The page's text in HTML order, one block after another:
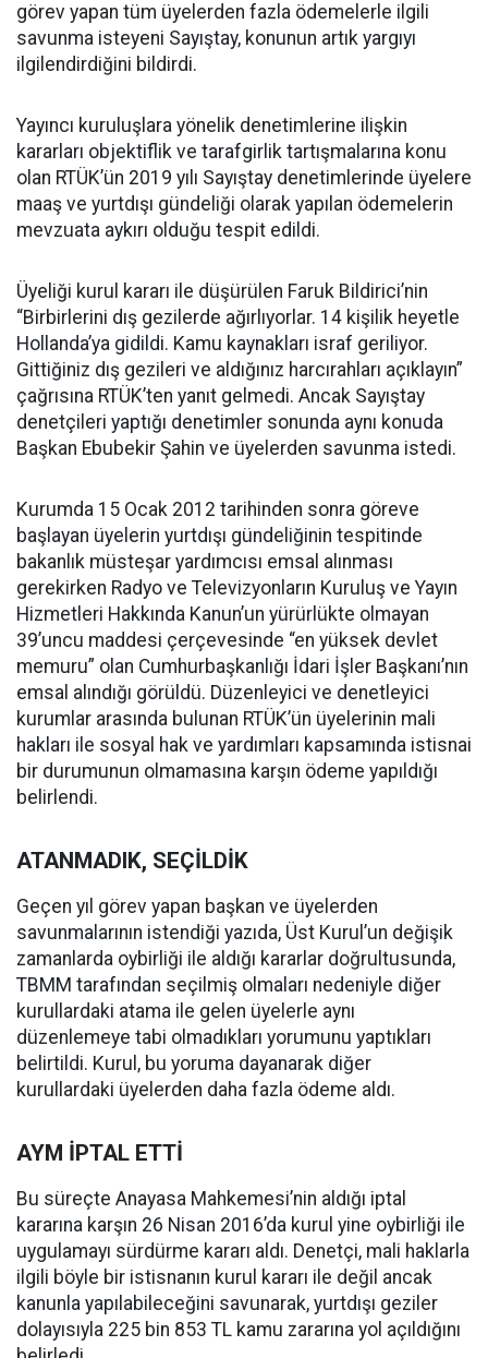
görev yapan tüm üyelerden fazla ödemelerle ilgili
savunma isteyeni Sayıştay, konunun artık yargıyı
ilgilendirdiğini bildirdi.
Yayıncı kuruluşlara yönelik denetimlerine ilişkin
kararları objektiflik ve tarafgirlik tartışmalarına konu
olan RTÜK’ün 2019 yılı Sayıştay denetimlerinde üyelere
maaş ve yurtdışı gündeliği olarak yapılan ödemelerin
mevzuata aykırı olduğu tespit edildi.
Üyeliği kurul kararı ile düşürülen Faruk Bildirici’nin
“Birbirlerini dış gezilerde ağırlıyorlar. 14 kişilik heyetle
Hollanda’ya gidildi. Kamu kaynakları israf geriliyor.
Gittiğiniz dış gezileri ve aldığınız harcırahları açıklayın”
çağrısına RTÜK’ten yanıt gelmedi. Ancak Sayıştay
denetçileri yaptığı denetimler sonunda aynı konuda
Başkan Ebubekir Şahin ve üyelerden savunma istedi.
Kurumda 15 Ocak 2012 tarihinden sonra göreve
başlayan üyelerin yurtdışı gündeliğinin tespitinde
bakanlık müsteşar yardımcısı emsal alınması
gerekirken Radyo ve Televizyonların Kuruluş ve Yayın
Hizmetleri Hakkında Kanun’un yürürlükte olmayan
39’uncu maddesi çerçevesinde “en yüksek devlet
memuru” olan Cumhurbaşkanlığı İdari İşler Başkanı’nın
emsal alındığı görüldü. Düzenleyici ve denetleyici
kurumlar arasında bulunan RTÜK’ün üyelerinin mali
hakları ile sosyal hak ve yardımları kapsamında istisnai
bir durumunun olmamasına karşın ödeme yapıldığı
belirlendi.
ATANMADIK, SEÇİLDİK
Geçen yıl görev yapan başkan ve üyelerden
savunmalarının istendiği yazıda, Üst Kurul’un değişik
zamanlarda oybirliği ile aldığı kararlar doğrultusunda,
TBMM tarafından seçilmiş olmaları nedeniyle diğer
kurullardaki atama ile gelen üyelerle aynı
düzenlemeye tabi olmadıkları yorumunu yaptıkları
belirtildi. Kurul, bu yoruma dayanarak diğer
kurullardaki üyelerden daha fazla ödeme aldı.
AYM İPTAL ETTİ
Bu süreçte Anayasa Mahkemesi’nin aldığı iptal
kararına karşın 26 Nisan 2016’da kurul yine oybirliği ile
uygulamayı sürdürme kararı aldı. Denetçi, mali haklarla
ilgili böyle bir istisnanın kurul kararı ile değil ancak
kanunla yapılabileceğini savunarak, yurtdışı geziler
dolayısıyla 225 bin 853 TL kamu zararına yol açıldığını